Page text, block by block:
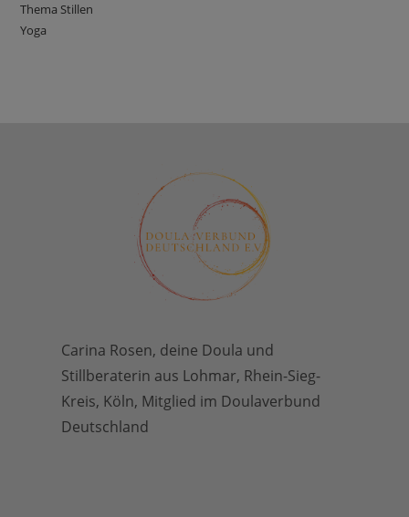
Thema Stillen
Yoga
Carina Rosen, deine Doula und
Stillberaterin aus Lohmar, Rhein-Sieg-
Kreis, Köln, Mitglied im Doulaverbund
Deutschland